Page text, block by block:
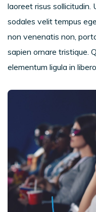
laoreet risus
sodales velit tempus
non venenatis non,
sapien ornare tristique.
elementum ligula in